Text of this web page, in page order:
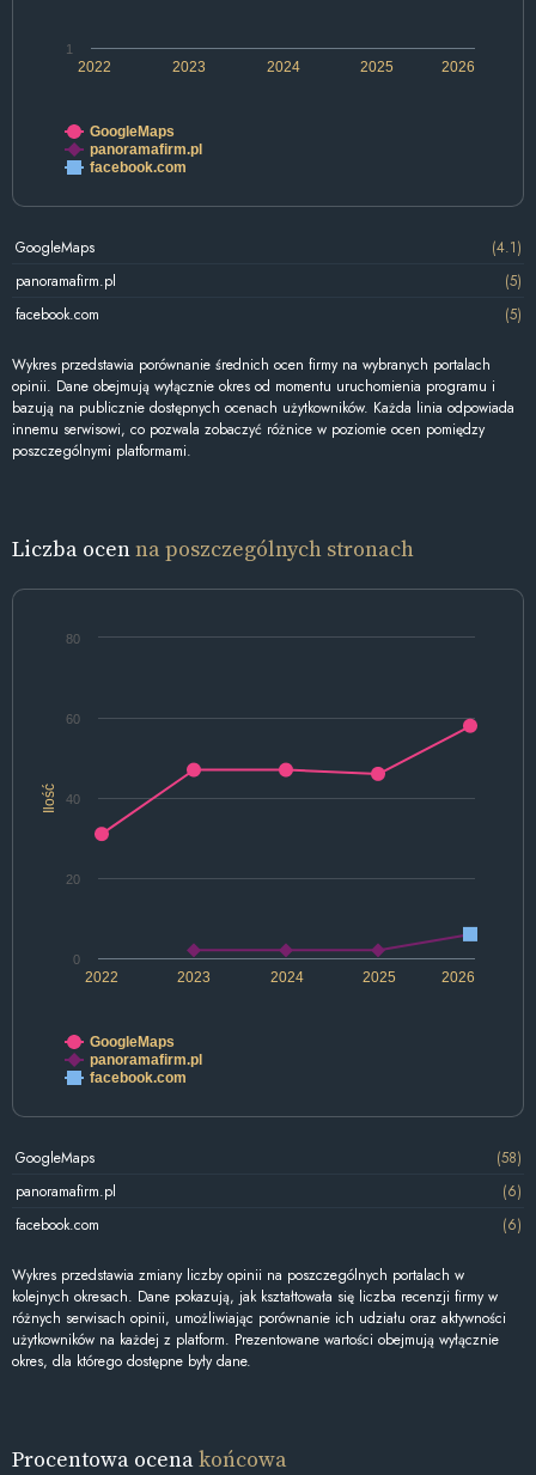
2022 2024 2026
2023 2025
1
GoogleMaps
panoramafirm.pl
facebook.com
GoogleMaps
(4.1)
panoramafirm.pl
(5)
facebook.com
(5)
Wykres przedstawia porównanie średnich ocen firmy na wybranych portalach
opinii. Dane obejmują wyłącznie okres od momentu uruchomienia programu i
bazują na publicznie dostępnych ocenach użytkowników. Każda linia odpowiada
innemu serwisowi, co pozwala zobaczyć różnice w poziomie ocen pomiędzy
poszczególnymi platformami.
Liczba ocenna poszczególnych stronach
Ilość
2022 2024 2026
2023 2025
0
20
40
60
80
GoogleMaps
panoramafirm.pl
facebook.com
GoogleMaps
(58)
panoramafirm.pl
(6)
facebook.com
(6)
Wykres przedstawia zmiany liczby opinii na poszczególnych portalach w
kolejnych okresach. Dane pokazują, jak kształtowała się liczba recenzji firmy w
różnych serwisach opinii, umożliwiając porównanie ich udziału oraz aktywności
użytkowników na każdej z platform. Prezentowane wartości obejmują wyłącznie
okres, dla którego dostępne były dane.
Procentowa ocenakońcowa